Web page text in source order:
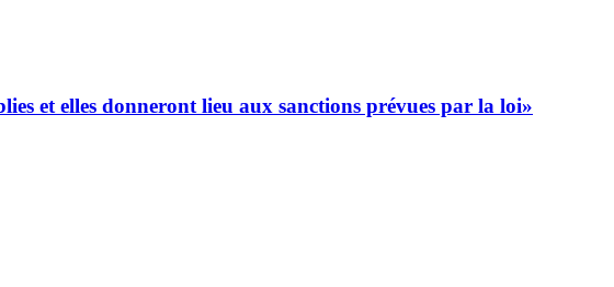
et elles donneront lieu aux sanctions prévues par la loi»